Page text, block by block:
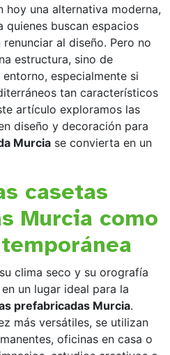
hoy una alternativa moderna,
buscan espacios
al diseño. Pero no
estructura, sino de
especialmente si
tan característicos
artículo exploramos las
diseño y decoración para
Murcia se convierta en un
casetas
Murcia como
clima seco y su orografía
un lugar ideal para la
prefabricadas Murcia.
más versátiles, se utilizan
oficinas en casa o